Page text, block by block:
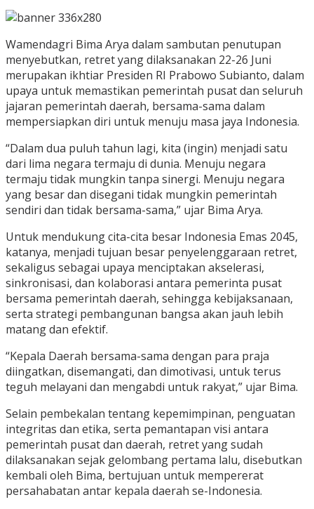
Wamendagri Bima Arya dalam sambutan penutupan
menyebutkan, retret yang dilaksanakan 22-26 Juni
merupakan ikhtiar Presiden RI Prabowo Subianto, dalam
upaya untuk memastikan pemerintah pusat dan seluruh
jajaran pemerintah daerah, bersama-sama dalam
mempersiapkan diri untuk menuju masa jaya Indonesia.
“Dalam dua puluh tahun lagi, kita (ingin) menjadi satu
dari lima negara termaju di dunia. Menuju negara
termaju tidak mungkin tanpa sinergi. Menuju negara
yang besar dan disegani tidak mungkin pemerintah
sendiri dan tidak bersama-sama,” ujar Bima Arya.
Untuk mendukung cita-cita besar Indonesia Emas 2045,
katanya, menjadi tujuan besar penyelenggaraan retret,
sekaligus sebagai upaya menciptakan akselerasi,
sinkronisasi, dan kolaborasi antara pemerinta pusat
bersama pemerintah daerah, sehingga kebijaksanaan,
serta strategi pembangunan bangsa akan jauh lebih
matang dan efektif.
“Kepala Daerah bersama-sama dengan para praja
diingatkan, disemangati, dan dimotivasi, untuk terus
teguh melayani dan mengabdi untuk rakyat,” ujar Bima.
Selain pembekalan tentang kepemimpinan, penguatan
integritas dan etika, serta pemantapan visi antara
pemerintah pusat dan daerah, retret yang sudah
dilaksanakan sejak gelombang pertama lalu, disebutkan
kembali oleh Bima, bertujuan untuk mempererat
persahabatan antar kepala daerah se-Indonesia.